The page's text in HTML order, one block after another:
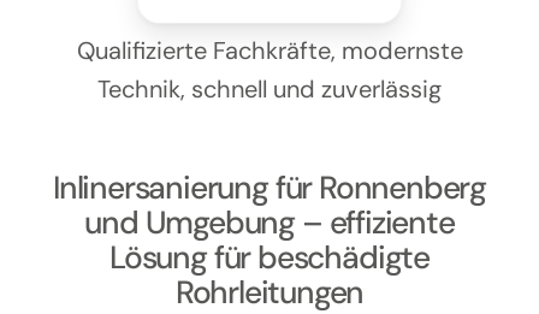
Kontakt
Qualifizierte Fachkräfte, modernste
Technik, schnell und zuverlässig
Inlinersanierung für Ronnenberg
und Umgebung – effiziente
Lösung für beschädigte
Rohrleitungen